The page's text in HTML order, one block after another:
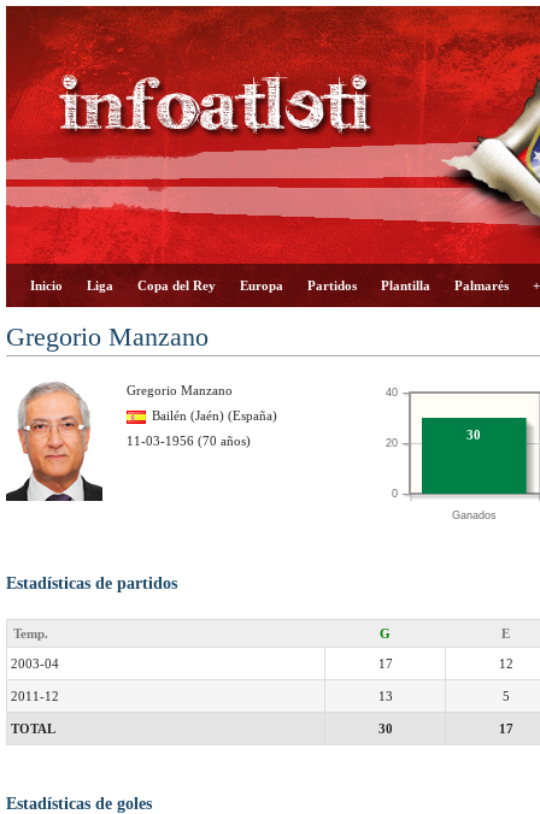
Inicio Liga Copa del Rey Europa Partidos Plantilla Palmarés
Gregorio Manzano
Ganados
0
20
40
30
Gregorio Manzano
Bailén (Jaén) (España)
11-03-1956 (70 años)
Estadísticas de partidos
Temp. G E
2003-04 17 12
2011-12 13 5
TOTAL 30 17
Estadísticas de goles